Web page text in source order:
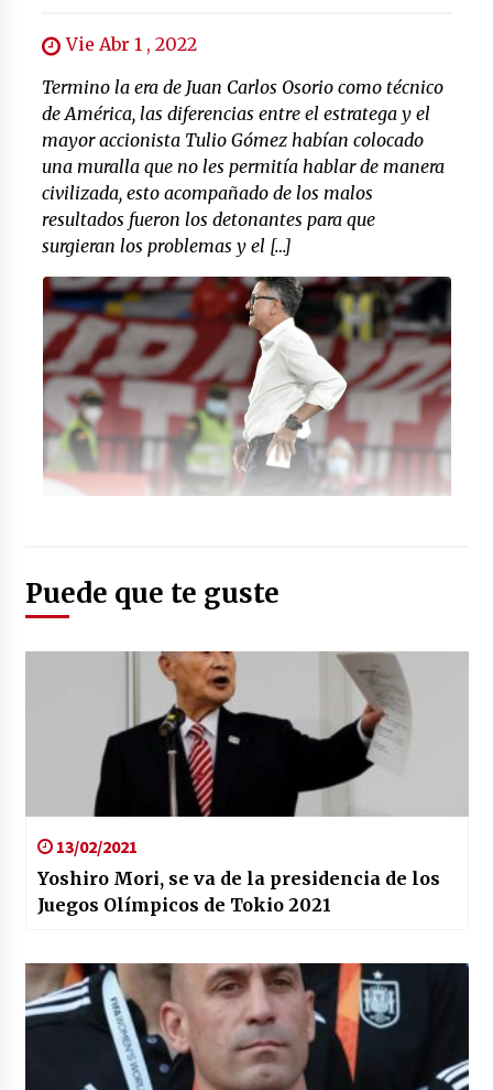
Vie Abr 1 , 2022
Termino la era de Juan Carlos Osorio como técnico
de América, las diferencias entre el estratega y el
mayor accionista Tulio Gómez habían colocado
una muralla que no les permitía hablar de manera
civilizada, esto acompañado de los malos
resultados fueron los detonantes para que
surgieran los problemas y el […]
Puede que te guste
13/02/2021
Yoshiro Mori, se va de la presidencia de los
Juegos Olímpicos de Tokio 2021